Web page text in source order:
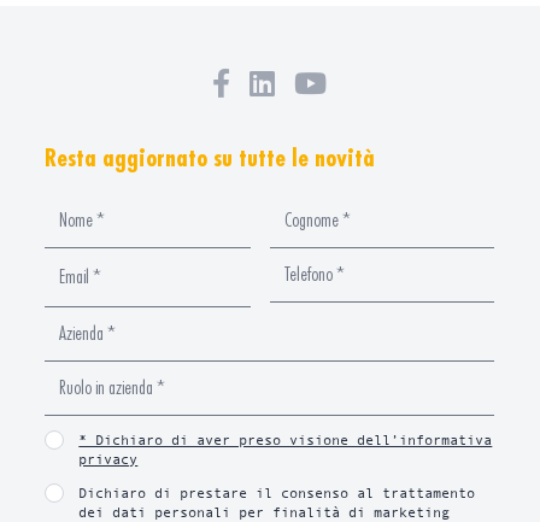
Resta aggiornato su tutte le novità
* Dichiaro di aver preso visione dell’informativa
privacy
Dichiaro di prestare il consenso al trattamento
dei dati personali per finalità di marketing